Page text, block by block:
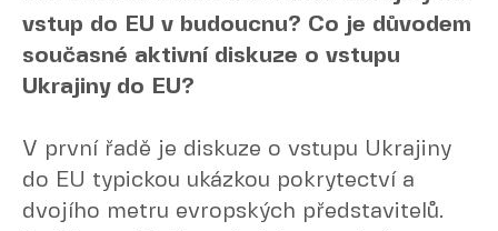
vstup do EU v budoucnu? Co je důvodem
současné aktivní diskuze o vstupu
Ukrajiny do EU?
V první řadě je diskuze o vstupu Ukrajiny
do EU typickou ukázkou pokrytectví a
dvojího metru evropských představitelů.